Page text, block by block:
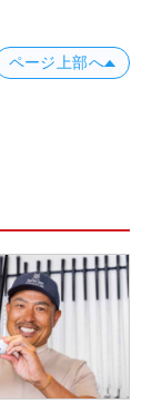
ページ上部へ